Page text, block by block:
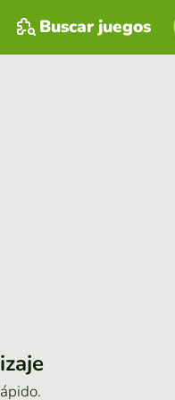
Buscar juegos